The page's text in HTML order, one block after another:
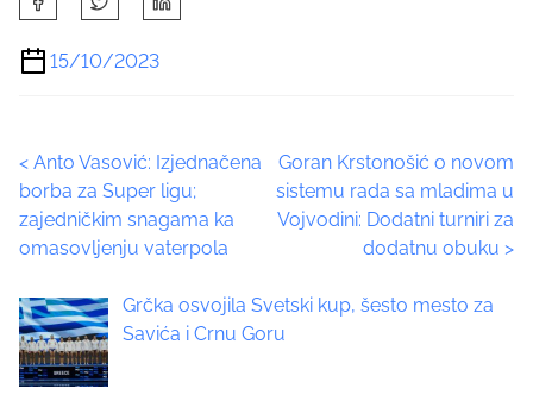
h
a
r
h
i
s
p
s
t
o
n
15/10/2023
P
o
s
t
s
< Anto Vasović: Izjednačena
borba za Super ligu;
zajedničkim snagama ka
omasovljenju vaterpola
Goran Krstonošić o novom
sistemu rada sa mladima u
Vojvodini: Dodatni turniri za
dodatnu obuku >
Grčka osvojila Svetski kup, šesto mesto za
Savića i Crnu Goru